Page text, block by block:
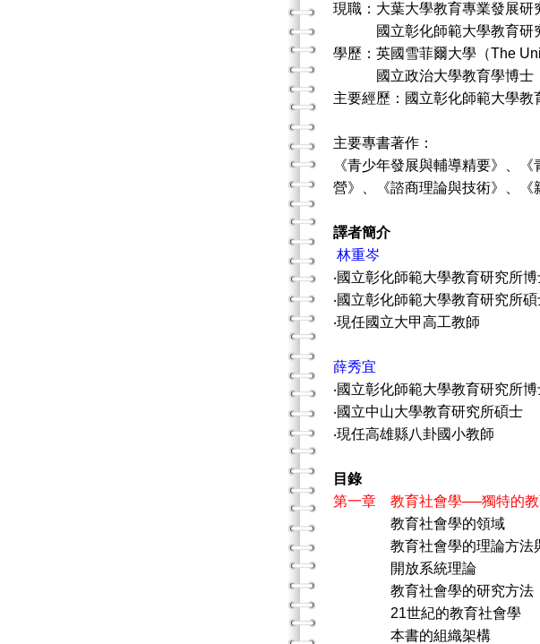
現職：大葉大學教育專業發展研
國立彰化師範大學教育研
學歷：英國雪菲爾大學（The
國立政治大學教育學博士
主要經歷：國立彰化師範大學
主要專書著作：
《青少年發展與輔導精要》、
營》、《諮商理論與技術》、
譯者簡介
林重岑
‧國立彰化師範大學教育研究所博
‧國立彰化師範大學教育研究所
‧現任國立大甲高工教師
薛秀宜
‧國立彰化師範大學教育研究所博
‧國立中山大學教育研究所碩士
‧現任高雄縣八卦國小教師
目錄
第一章 教育社會學──獨特的教
教育社會學的領域
教育社會學的理論方法
開放系統理論
教育社會學的研究方法
21世紀的教育社會學
本書的組織架構